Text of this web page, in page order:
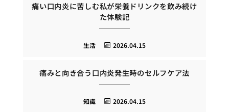
痛い口内炎に苦しむ私が栄養ドリンクを飲み続け
た体験記
2026.04.15
生活
痛みと向き合う口内炎発生時のセルフケア法
2026.04.15
知識